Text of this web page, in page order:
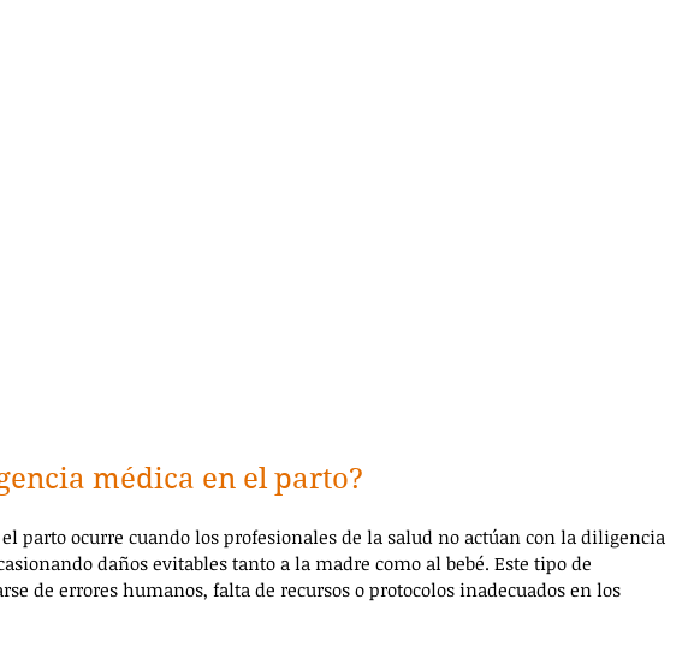
médica en el parto?
parto ocurre cuando los profesionales de la salud no actúan con la diligencia
daños evitables tanto a la madre como al bebé. Este tipo de
de errores humanos, falta de recursos o protocolos inadecuados en los